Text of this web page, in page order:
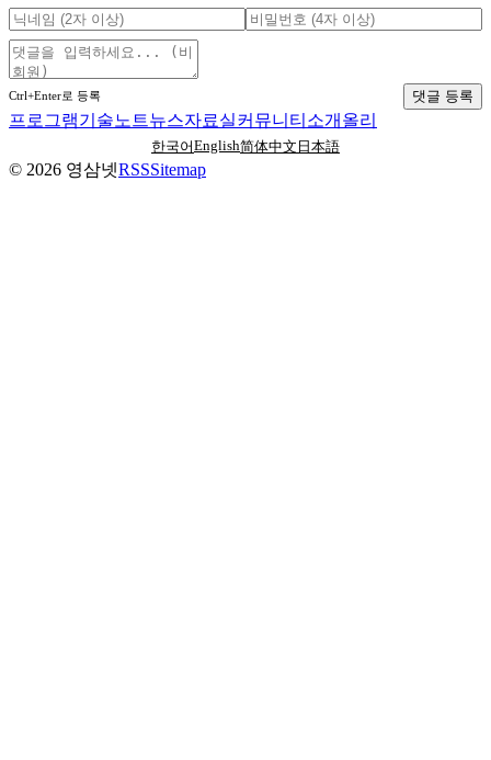
Ctrl+Enter로 등록 댓글 등록
프로그램기술노트뉴스자료실커뮤니티 소개 올리
한국어English简体中文 日本語
© 2026 영삼넷RSSSitemap